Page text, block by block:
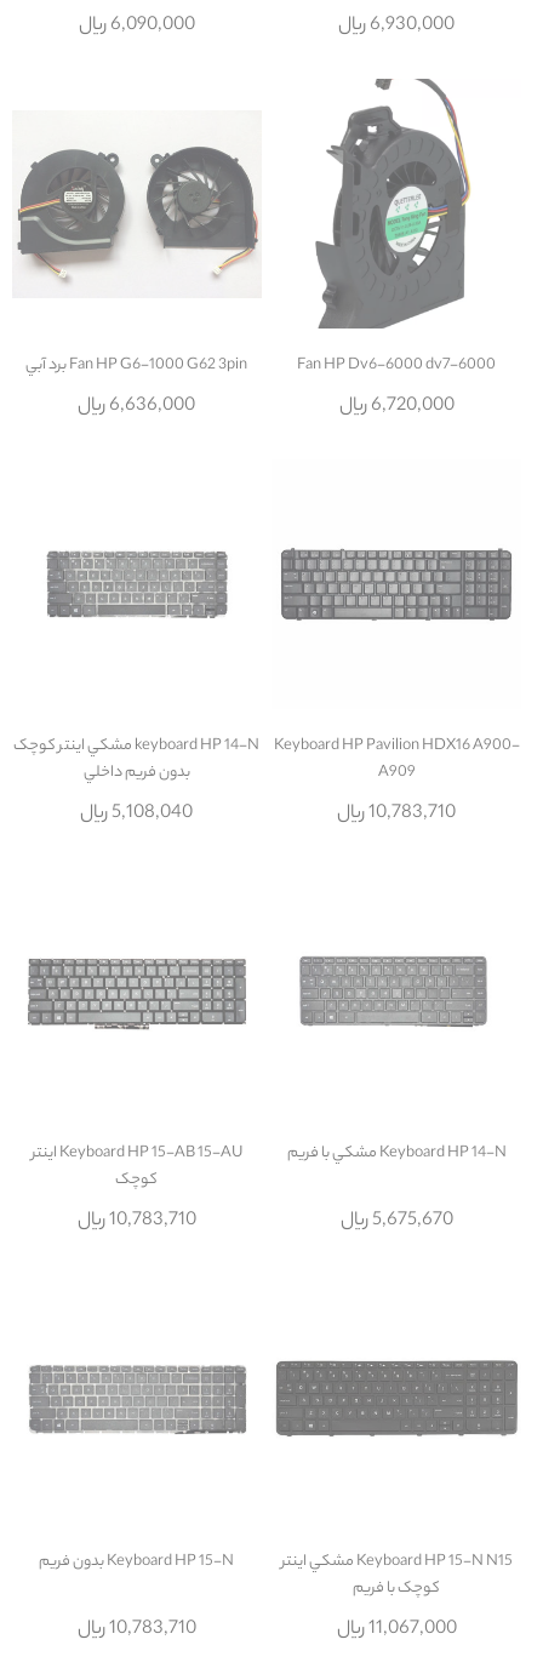
6,930,000 ریال 6,090,000 ریال
Fan HP Dv6-6000 dv7-6000
6,720,000 ریال
Fan HP G6-1000 G62 3pin برد آبي
6,636,000 ریال
Keyboard HP Pavilion HDX16 A900-
A909
10,783,710 ریال
keyboard HP 14-N مشکي اينتر کوچک
بدون فريم داخلي
5,108,040 ریال
Keyboard HP 14-N مشکي با فريم
5,675,670 ریال
Keyboard HP 15-AB 15-AU اينتر
کوچک
10,783,710 ریال
Keyboard HP 15-N N15 مشکي اينتر
کوچک با فريم
11,067,000 ریال
Keyboard HP 15-N بدون فريم
10,783,710 ریال